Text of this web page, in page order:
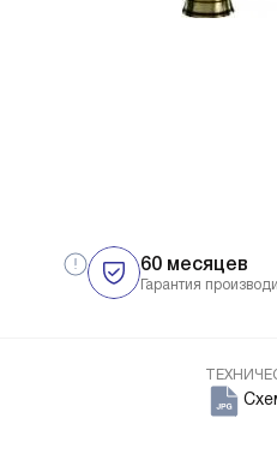
60 месяцев
Гарантия